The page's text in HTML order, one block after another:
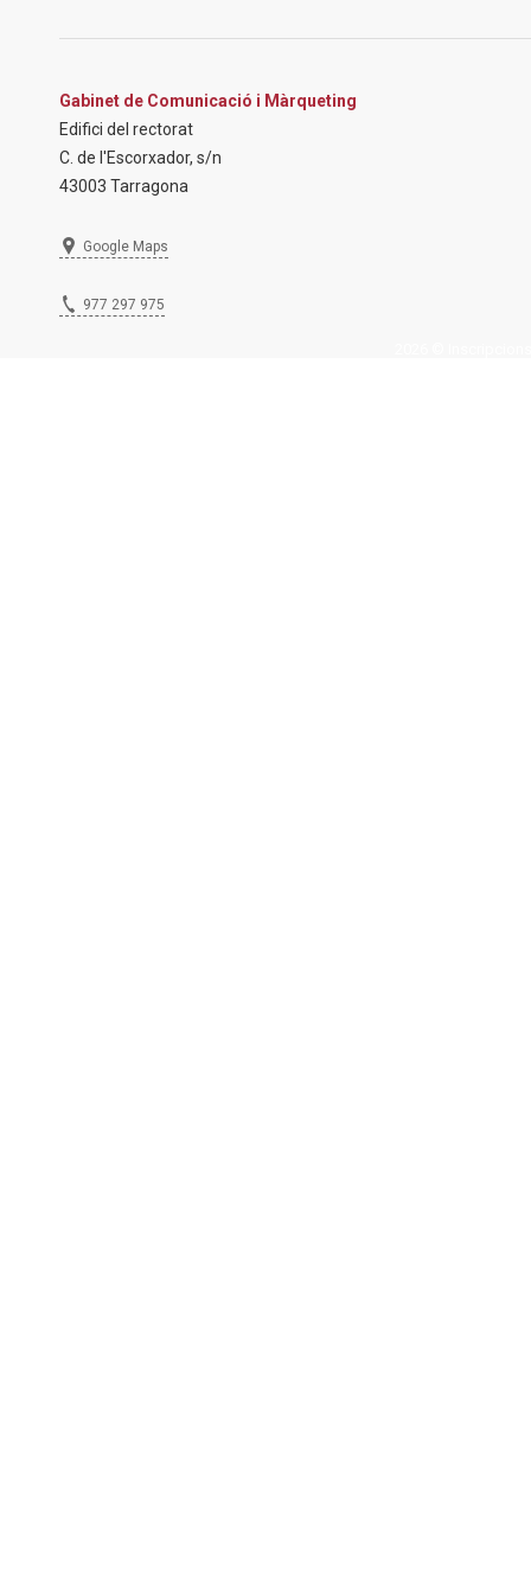
Gabinet de Comunicació i Màrqueting
Edifici del rectorat
C. de l'Escorxador, s/n
43003 Tarragona
Google Maps
977 297 975